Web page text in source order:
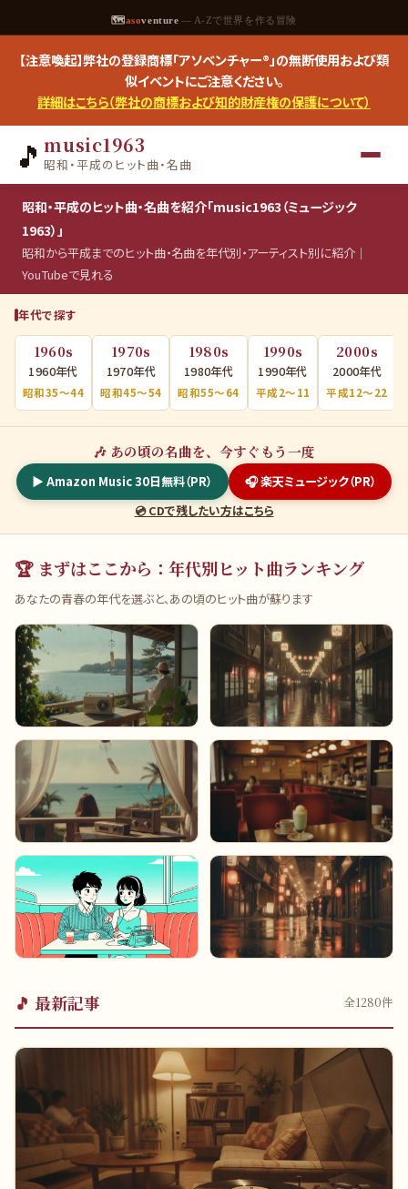
🗺asoventure — A-Zで世界を作る冒険
【注意喚起】弊社の登録商標「アソベンチャー®」の無断使用および類
似イベントにご注意ください。
詳細はこちら（弊社の商標および知的財産権の保護について）
🎵 music1963
昭和・平成のヒット曲・名曲
昭和・平成のヒット曲・名曲を紹介「music1963（ミュージック
1963）」
昭和から平成までのヒット曲・名曲を年代別・アーティスト別に紹介｜
YouTubeで見れる
年代で探す
1960s
1960年代
昭和35〜44
1970s
1970年代
昭和45〜54
1980s
1980年代
昭和55〜64
1990s
1990年代
平成2〜11
2000s
2000年代
平成12〜22
🎶 あの頃の名曲を、今すぐもう一度
▶ Amazon Music 30日無料（PR）
🎧 楽天ミュージック（PR）
💿 CDで残したい方はこちら
🏆 まずはここから：年代別ヒット曲ランキング
あなたの青春の年代を選ぶと、あの頃のヒット曲が蘇ります
昭和30年代（1955-64）
美空ひばり・裕次郎の時代
昭和40年代（1965-74）
GS・フォーク全盛期
ニューミュージックの夜明
け
1980年代
アイドル黄金期
J-POP大爆発
🎵 最新記事 全1280件